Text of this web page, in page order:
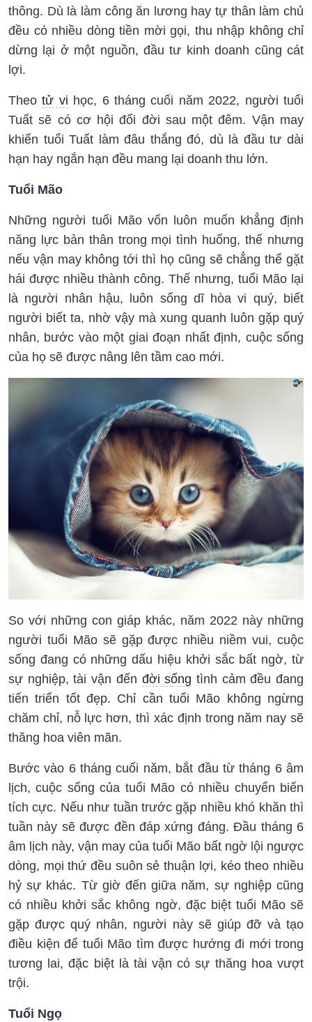
thông. Dù là làm công ăn lương hay tự thân làm chủ
đều có nhiều dòng tiền mời gọi, thu nhập không chỉ
dừng lại ở một nguồn, đầu tư kinh doanh cũng cát
lợi.
Theotử vi học, 6 tháng cuối năm 2022, người tuổi
Tuất sẽ có cơ hội đổi đời sau một đêm. Vận may
khiến tuổi Tuất làm đâu thắng đó, dù là đầu tư dài
hạn hay ngắn hạn đều mang lại doanh thu lớn.
Tuổi Mão
Những người tuổi Mão vốn luôn muốn khẳng định
năng lực bản thân trong mọi tình huống, thế nhưng
nếu vận may không tới thì họ cũng sẽ chẳng thể gặt
hái được nhiều thành công. Thế nhưng, tuổi Mão lại
là người nhân hậu, luôn sống dĩ hòa vi quý, biết
người biết ta, nhờ vậy mà xung quanh luôn gặp quý
nhân, bước vào một giai đoạn nhất định, cuộc sống
của họ sẽ được nâng lên tầm cao mới.
So với những con giáp khác, năm 2022 này những
người tuổi Mão sẽ gặp được nhiều niềm vui, cuộc
sống đang có những dấu hiệu khởi sắc bất ngờ, từ
sự nghiệp, tài vận đến đời sống tình cảm đều đang
tiến triển tốt đẹp. Chỉ cần tuổi Mão không ngừng
chăm chỉ, nỗ lực hơn, thì xác định trong năm nay sẽ
thăng hoa viên mãn.
Bước vào 6 tháng cuối năm, bắt đầu từ tháng 6 âm
lịch, cuộc sống của tuổi Mão có nhiều chuyển biến
tích cực. Nếu như tuần trước gặp nhiều khó khăn thì
tuần này sẽ được đền đáp xứng đáng. Đầu tháng 6
âm lịch này, vận may của tuổi Mão bất ngờ lội ngược
dòng, mọi thứ đều suôn sẻ thuận lợi, kéo theo nhiều
hỷ sự khác. Từ giờ đến giữa năm, sự nghiệp cũng
có nhiều khởi sắc không ngờ, đặc biệt tuổi Mão sẽ
gặp được quý nhân, người này sẽ giúp đỡ và tạo
điều kiện để tuổi Mão tìm được hướng đi mới trong
tương lai, đặc biệt là tài vận có sự thăng hoa vượt
trội.
Tuổi Ngọ